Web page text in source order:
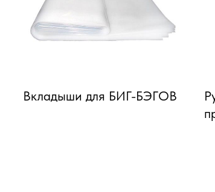
Вкладыши для БИГ-БЭГОВ